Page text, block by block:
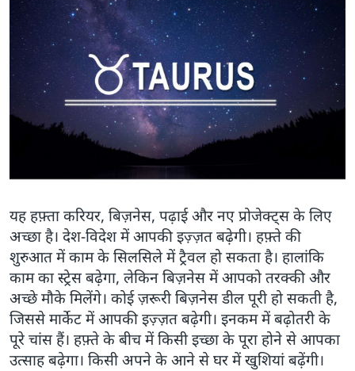
यह हफ़्ता करियर, बिज़नेस, पढ़ाई और नए प्रोजेक्ट्स के लिए
अच्छा है। देश-विदेश में आपकी इज़्ज़त बढ़ेगी। हफ़्ते की
शुरुआत में काम के सिलसिले में ट्रैवल हो सकता है। हालांकि
काम का स्ट्रेस बढ़ेगा, लेकिन बिज़नेस में आपको तरक्की और
अच्छे मौके मिलेंगे। कोई ज़रूरी बिज़नेस डील पूरी हो सकती है,
जिससे मार्केट में आपकी इज़्ज़त बढ़ेगी। इनकम में बढ़ोतरी के
पूरे चांस हैं। हफ़्ते के बीच में किसी इच्छा के पूरा होने से आपका
उत्साह बढ़ेगा। किसी अपने के आने से घर में खुशियां बढ़ेंगी।